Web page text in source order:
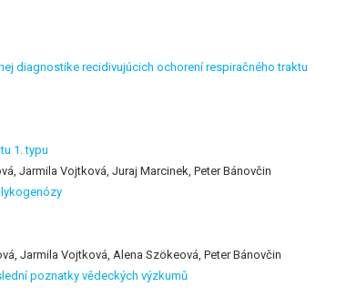
diagnostike recidivujúcich ochorení respiračného traktu
1. typu
Jarmila Vojtková, Juraj Marcinek, Peter Bánovčin
Jarmila Vojtková, Alena Szökeová, Peter Bánovčin
poznatky vědeckých výzkumů